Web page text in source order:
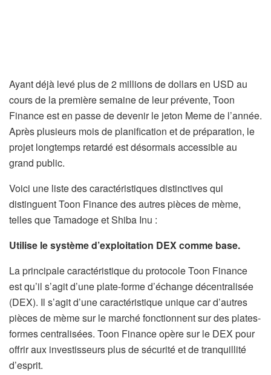
Ayant déjà levé plus de 2 millions de dollars en USD au
cours de la première semaine de leur prévente, Toon
Finance est en passe de devenir le jeton Meme de l’année.
Après plusieurs mois de planification et de préparation, le
projet longtemps retardé est désormais accessible au
grand public.
Voici une liste des caractéristiques distinctives qui
distinguent Toon Finance des autres pièces de mème,
telles que Tamadoge et Shiba Inu :
Utilise le système d’exploitation DEX comme base.
La principale caractéristique du protocole Toon Finance
est qu’il s’agit d’une plate-forme d’échange décentralisée
(DEX). Il s’agit d’une caractéristique unique car d’autres
pièces de mème sur le marché fonctionnent sur des plates-
formes centralisées. Toon Finance opère sur le DEX pour
offrir aux investisseurs plus de sécurité et de tranquillité
d’esprit.